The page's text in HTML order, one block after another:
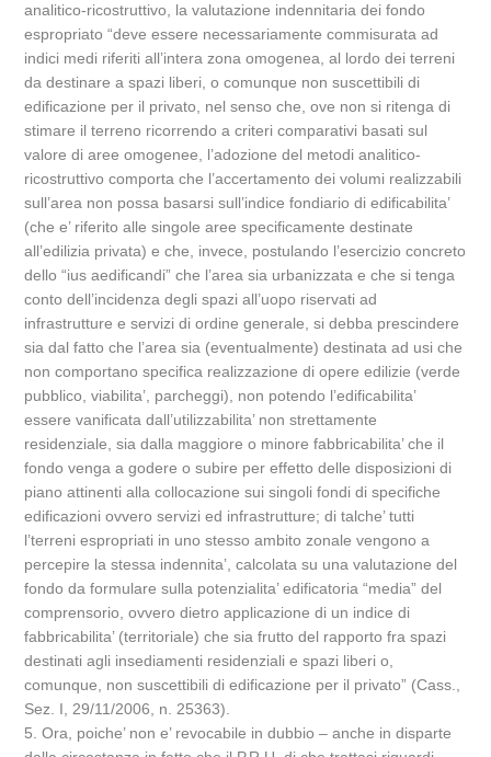
analitico-ricostruttivo, la valutazione indennitaria dei fondo
espropriato “deve essere necessariamente commisurata ad
indici medi riferiti all’intera zona omogenea, al lordo dei terreni
da destinare a spazi liberi, o comunque non suscettibili di
edificazione per il privato, nel senso che, ove non si ritenga di
stimare il terreno ricorrendo a criteri comparativi basati sul
valore di aree omogenee, l’adozione del metodi analitico-
ricostruttivo comporta che l’accertamento dei volumi realizzabili
sull’area non possa basarsi sull’indice fondiario di edificabilita’
(che e’ riferito alle singole aree specificamente destinate
all’edilizia privata) e che, invece, postulando l’esercizio concreto
dello “ius aedificandi” che l’area sia urbanizzata e che si tenga
conto dell’incidenza degli spazi all’uopo riservati ad
infrastrutture e servizi di ordine generale, si debba prescindere
sia dal fatto che l’area sia (eventualmente) destinata ad usi che
non comportano specifica realizzazione di opere edilizie (verde
pubblico, viabilita’, parcheggi), non potendo l’edificabilita’
essere vanificata dall’utilizzabilita’ non strettamente
residenziale, sia dalla maggiore o minore fabbricabilita’ che il
fondo venga a godere o subire per effetto delle disposizioni di
piano attinenti alla collocazione sui singoli fondi di specifiche
edificazioni ovvero servizi ed infrastrutture; di talche’ tutti
l’terreni espropriati in uno stesso ambito zonale vengono a
percepire la stessa indennita’, calcolata su una valutazione del
fondo da formulare sulla potenzialita’ edificatoria “media” del
comprensorio, ovvero dietro applicazione di un indice di
fabbricabilita’ (territoriale) che sia frutto del rapporto fra spazi
destinati agli insediamenti residenziali e spazi liberi o,
comunque, non suscettibili di edificazione per il privato” (Cass.,
Sez. I, 29/11/2006, n. 25363).
5. Ora, poiche’ non e’ revocabile in dubbio – anche in disparte